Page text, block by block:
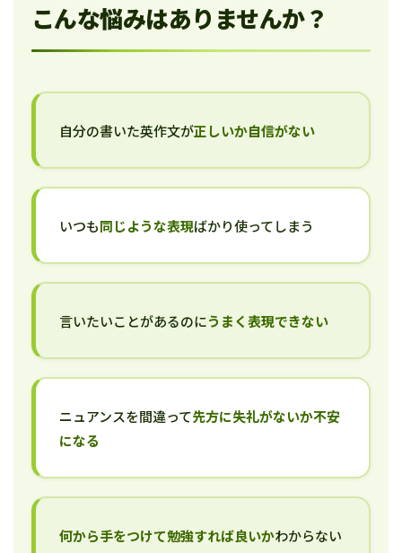
こんな悩みはありませんか？
自分の書いた英作文が正しいか自信がない
いつも同じような表現ばかり使ってしまう
言いたいことがあるのにうまく表現できない
ニュアンスを間違って先方に失礼がないか不安
になる
何から手をつけて勉強すれば良いかわからない